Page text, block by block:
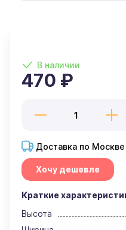
В наличии
470 ₽
Доставка по
Хочу дешевле
Краткие
Высота